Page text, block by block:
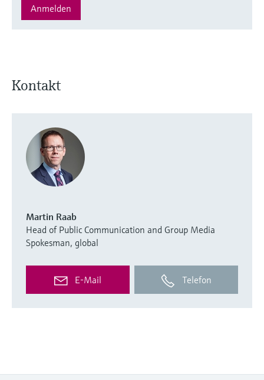
Anmelden
Kontakt
Martin Raab
Head of Public Communication and Group Media
Spokesman, global
E-Mail Telefon